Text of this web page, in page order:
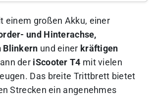
einem großen Akku, einer
und Hinterachse,
Blinkern und einer kräftigen
der iScooter T4 mit vielen
Das breite Trittbrett bietet
Strecken ein angenehmes